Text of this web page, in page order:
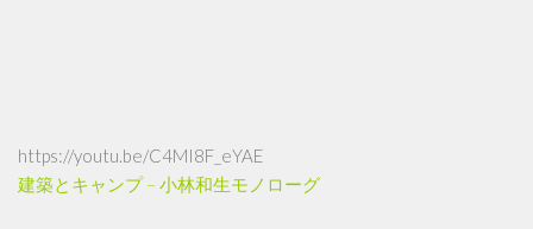
https://youtu.be/C4MI8F_eYAE
建築とキャンプ – 小林和生モノローグ